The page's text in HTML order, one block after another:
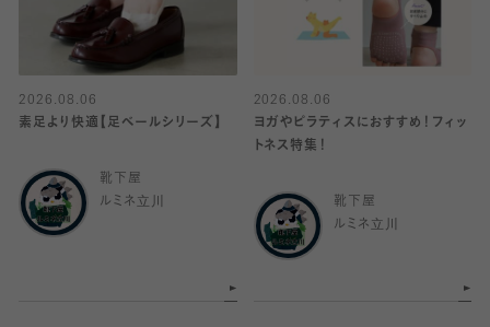
2026.08.06
素足より快適【足ベールシリーズ】
靴下屋
ルミネ立川
2026.08.06
ヨガやピラティスにおすすめ！フィッ
トネス特集！
靴下屋
ルミネ立川